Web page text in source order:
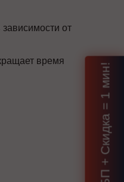
от
время